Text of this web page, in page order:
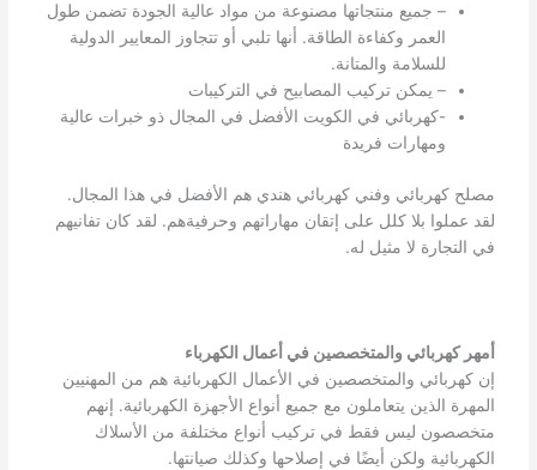
– جميع منتجاتها مصنوعة من مواد عالية الجودة تضمن طول
العمر وكفاءة الطاقة. أنها تلبي أو تتجاوز المعايير الدولية
للسلامة والمتانة.
– يمكن تركيب المصابيح في التركيبات
-كهربائي في الكويت الأفضل في المجال ذو خبرات عالية
ومهارات فريدة
مصلح كهربائي وفني كهربائي هندي هم الأفضل في هذا المجال.
لقد عملوا بلا كلل على إتقان مهاراتهم وحرفيةهم. لقد كان تفانيهم
في التجارة لا مثيل له.
أمهر كهربائي والمتخصصين في أعمال الكهرباء
إن كهربائي والمتخصصين في الأعمال الكهربائية هم من المهنيين
المهرة الذين يتعاملون مع جميع أنواع الأجهزة الكهربائية. إنهم
متخصصون ليس فقط في تركيب أنواع مختلفة من الأسلاك
الكهربائية ولكن أيضًا في إصلاحها وكذلك صيانتها.